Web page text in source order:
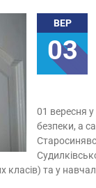
ВЕР
03
01 вересня у
безпеки, а
класів) та у